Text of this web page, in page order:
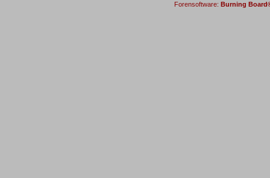
Forensoftware: Burning